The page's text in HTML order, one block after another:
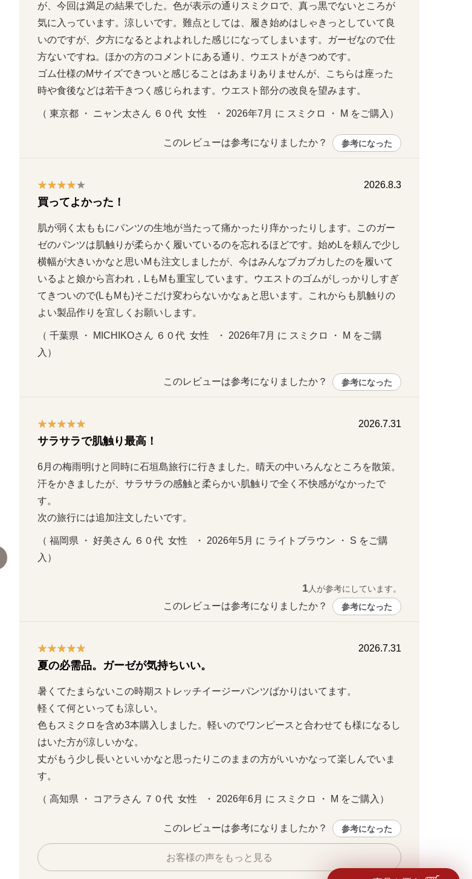
新色／スミクロ バックスタイル／スミクロ
が、今回は満足の結果でした。色が表示の通りスミクロで、真っ黒でないところが
気に入っています。涼しいです。難点としては、履き始めはしゃきっとしていて良
いのですが、夕方になるとよれよれした感じになってしまいます。ガーゼなので仕
方ないですね。ほかの方のコメントにある通り、ウエストがきつめです。
ゴム仕様のMサイズできついと感じることはあまりありませんが、こちらは座った
時や食後などは若干きつく感じられます。ウエスト部分の改良を望みます。
（ 東京都 ・ ニャン太さん ６０代  女性   ・ 2026年7月 に スミクロ ・ M をご購入）
このレビューは参考になりましたか？ 参考になった
2026.8.3
買ってよかった！
肌が弱く太ももにパンツの生地が当たって痛かったり痒かったりします。このガー
ゼのパンツは肌触りが柔らかく履いているのを忘れるほどです。始めLを頼んで少し
横幅が大きいかなと思いMも注文しましたが、今はみんなブカブカしたのを履いて
いるよと娘から言われ，LもMも重宝しています。ウエストのゴムがしっかりしすぎ
てきついので(LもMも)そこだけ変わらないかなぁと思います。これからも肌触りの
よい製品作りを宜しくお願いします。
（ 千葉県 ・ MICHIKOさん ６０代  女性   ・ 2026年7月 に スミクロ ・ M をご購
入）
このレビューは参考になりましたか？ 参考になった
2026.7.31
サラサラで肌触り最高！
6月の梅雨明けと同時に石垣島旅行に行きました。晴天の中いろんなところを散策。
汗をかきましたが、サラサラの感触と柔らかい肌触りで全く不快感がなかったで
す。
次の旅行には追加注文したいです。
（ 福岡県 ・ 好美さん ６０代  女性   ・ 2026年5月 に ライトブラウン ・ S をご購
入）
1人が参考にしています。
このレビューは参考になりましたか？ 参考になった
2026.7.31
夏の必需品。ガーゼが気持ちいい。
暑くてたまらないこの時期ストレッチイージーパンツばかりはいてます。
軽くて何といっても涼しい。
色もスミクロを含め3本購入しました。軽いのでワンピースと合わせても様になるし
はいた方が涼しいかな。
丈がもう少し長いといいかなと思ったりこのままの方がいいかなって楽しんでいま
す。
（ 高知県 ・ コアラさん ７０代  女性   ・ 2026年6月 に スミクロ ・ M をご購入）
このレビューは参考になりましたか？ 参考になった
お客様の声をもっと見る